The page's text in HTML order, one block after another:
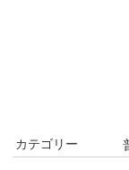
カテゴリー